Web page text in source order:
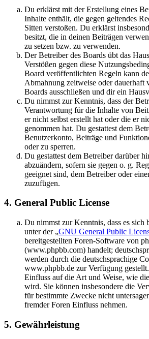
Du erklärst mit der Erstellung eines
Inhalte enthält, die gegen geltendes
Sitten verstoßen. Du erklärst
besitzt, die in deinen Beiträgen
zu setzen bzw. zu verwenden.
Der Betreiber des Boards übt das
Verstößen gegen diese
Board veröffentlichten Regeln kann
Abmahnung zeitweise oder dauerhaft
Boards ausschließen und dir ein
Du nimmst zur Kenntnis, dass der
Verantwortung für die Inhalte von
er nicht selbst erstellt hat oder die er
genommen hat. Du gestattest dem
Benutzerkonto, Beiträge und
oder zu sperren.
Du gestattest dem Betreiber darüber
abzuändern, sofern sie gegen o. g.
geeignet sind, dem Betreiber oder
zuzufügen.
4. General Public License
Du nimmst zur Kenntnis, dass es sich
unter der „GNU General Public
bereitgestellten Foren-Software von
(www.phpbb.com) handelt;
werden durch die deutschsprachige
www.phpbb.de zur Verfügung
Einfluss auf die Art und Weise, wie
wird. Sie können insbesondere die
für bestimmte Zwecke nicht
fremder Foren Einfluss nehmen.
5. Gewährleistung